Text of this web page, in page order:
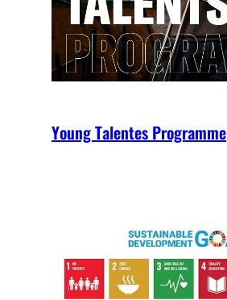
Young Talentes Programme